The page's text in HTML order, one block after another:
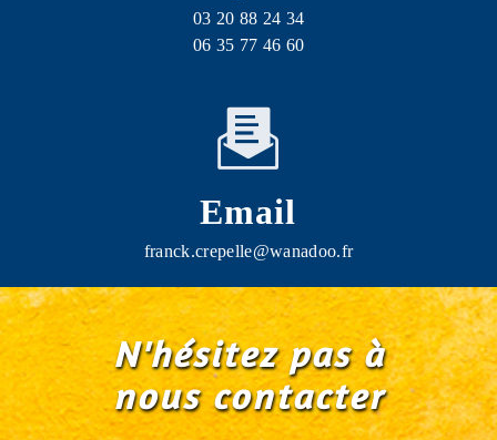
03 20 88 24 34
06 35 77 46 60
Email
franck.crepelle@wanadoo.fr
N'hésitez pas à
nous contacter